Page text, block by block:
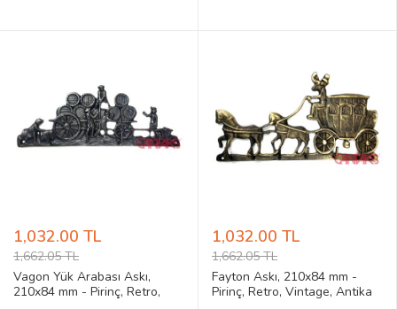
1,032.00 TL
1,662.05 TL
Vagon Yük Arabası Askı,
210x84 mm - Pirinç, Retro,
1,032.00 TL
1,662.05 TL
Fayton Askı, 210x84 mm -
Pirinç, Retro, Vintage, Antika